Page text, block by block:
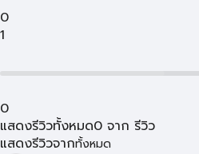
0
1
0
แสดงรีวิวทั้งหมด0 จาก รีวิว
แสดงรีวิวจากทั้งหมด